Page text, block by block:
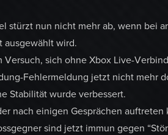
stürzt nun nicht mehr ab, wenn bei
ausgewählt wird.
Versuch, sich ohne Xbox Live-
Fehlermeldung jetzt nicht mehr
Stabilität wurde verbessert.
nach einigen Gesprächen
sind jetzt immun gegen